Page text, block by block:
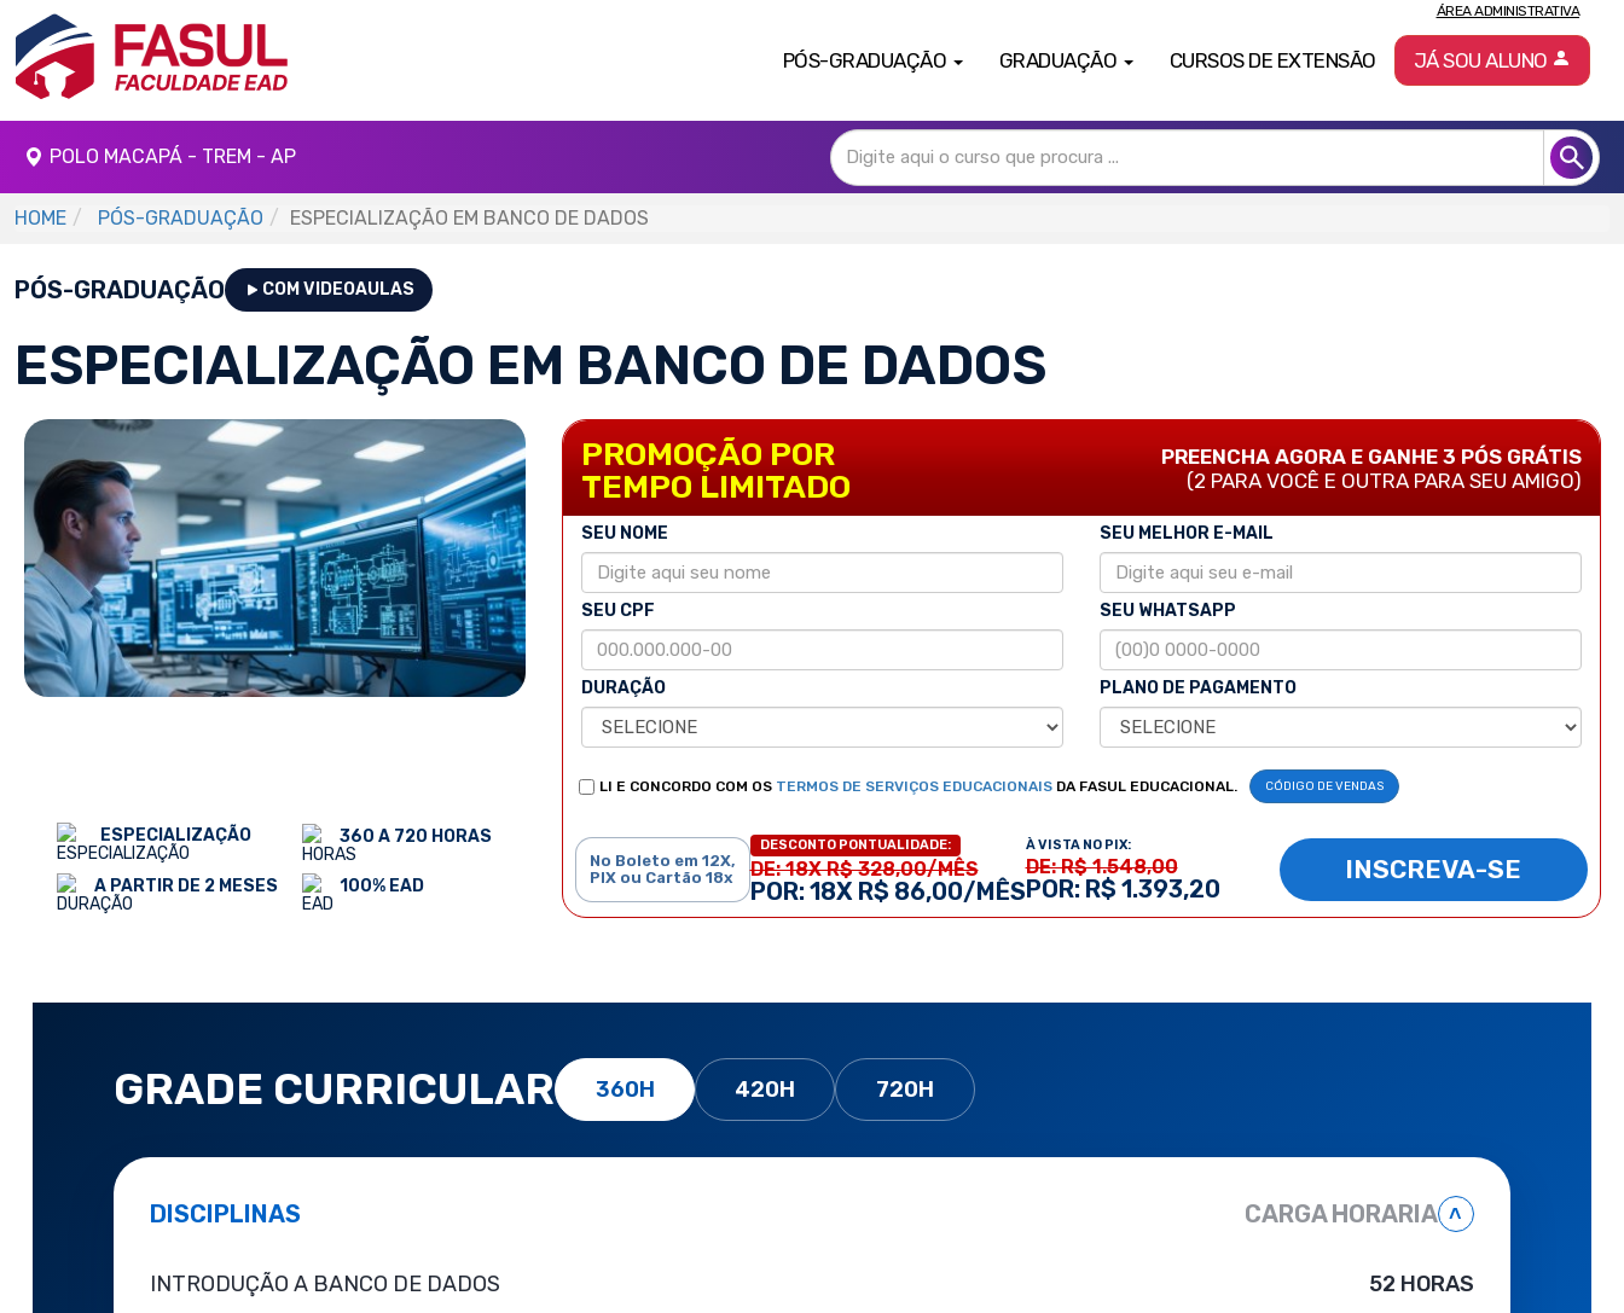
PÓS-GRADUAÇÃO GRADUAÇÃO CURSOS DE EXTENSÃO
ÁREA ADMINISTRATIVA
JÁ SOU ALUNO
POLO MACAPÁ - TREM - AP
HOME PÓS-GRADUAÇÃO ESPECIALIZAÇÃO EM BANCO DE DADOS
PÓS-GRADUAÇÃO COM VIDEOAULAS
ESPECIALIZAÇÃO EM BANCO DE DADOS
ESPECIALIZAÇÃO
A PARTIR DE 2 MESES
360 A 720 HORAS
100% EAD
PROMOÇÃO POR
TEMPO LIMITADO
PREENCHA AGORA E GANHE 3 PÓS GRÁTIS
(2 PARA VOCÊ E OUTRA PARA SEU AMIGO)
SEU NOME
SEU CPF
SEU MELHOR E-MAIL
SEU WHATSAPP
DURAÇÃO PLANO DE PAGAMENTO
LI E CONCORDO COM OS TERMOS DE SERVIÇOS EDUCACIONAISDA FASUL EDUCACIONAL. CÓDIGO DE VENDAS
No Boleto em 12X,
PIX ou Cartão 18x
DESCONTO PONTUALIDADE:
DE: 18X R$ 328,00/MÊS
POR: 18X R$ 86,00/MÊS
À VISTA NO PIX:
DE: R$ 1.548,00
POR: R$ 1.393,20
INSCREVA-SE
GRADE CURRICULAR 360H 420H 720H
DISCIPLINAS CARGA HORARIA ˄
INTRODUÇÃO A BANCO DE DADOS 52 HORAS